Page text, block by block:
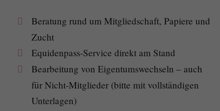
Beratung rund um Mitgliedschaft, Papiere und
Zucht
Equidenpass-Service direkt am Stand
Bearbeitung von Eigentumswechseln – auch
für Nicht-Mitglieder (bitte mit vollständigen
Unterlagen)